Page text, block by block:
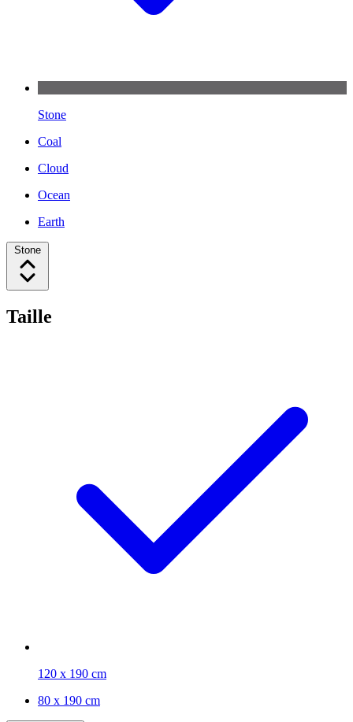
Stone
Coal
Cloud
Ocean
Earth
Stone
Taille
120 x 190 cm
80 x 190 cm